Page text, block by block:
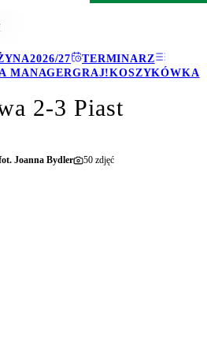
2026/27
TERMINARZ
MANAGERGRAJ!KOSZYKÓWKA
2-3 Piast
Joanna Bydler 50 zdjęć